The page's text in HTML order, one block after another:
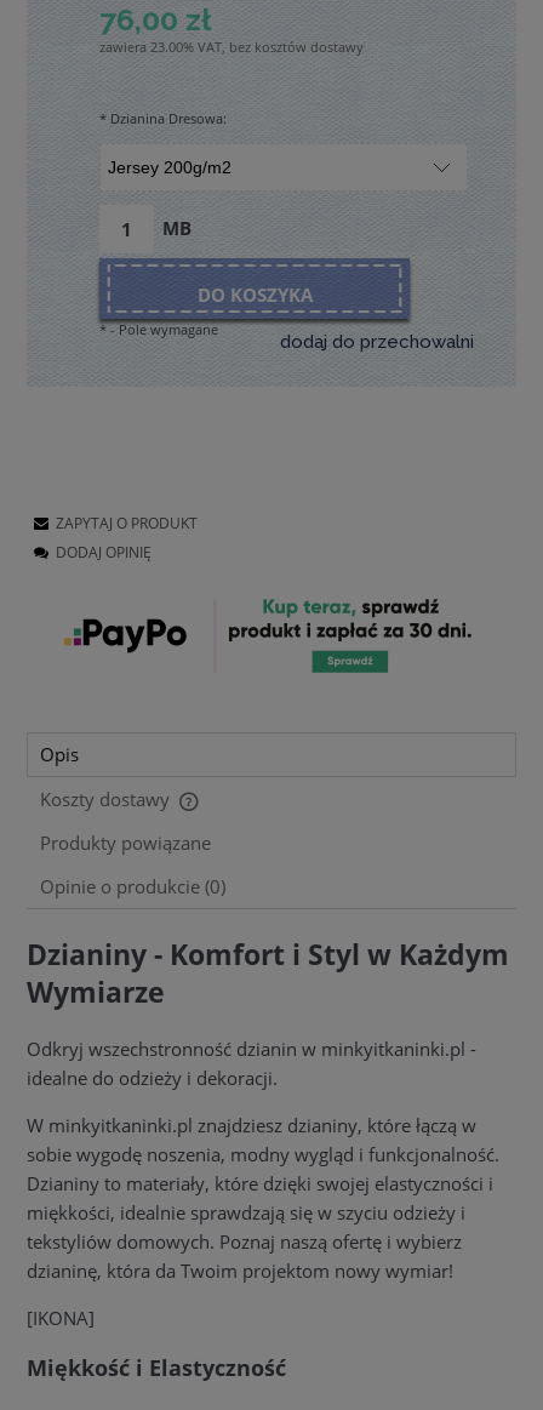
76,00 zł
zawiera 23.00% VAT, bez kosztów dostawy
* Dzianina Dresowa:
MB
DO KOSZYKA
dodaj do przechowalni
*- Pole wymagane
ZAPYTAJ O PRODUKT
DODAJ OPINIĘ
Opis
Koszty dostawy
Cena nie zawiera ewentualnych kosztów płatności
Produkty powiązane
Opinie o produkcie (0)
Dzianiny - Komfort i Styl w Każdym
Wymiarze
Odkryj wszechstronność dzianin w minkyitkaninki.pl -
idealne do odzieży i dekoracji.
W minkyitkaninki.pl znajdziesz dzianiny, które łączą w
sobie wygodę noszenia, modny wygląd i funkcjonalność.
Dzianiny to materiały, które dzięki swojej elastyczności i
miękkości, idealnie sprawdzają się w szyciu odzieży i
tekstyliów domowych. Poznaj naszą ofertę i wybierz
dzianinę, która da Twoim projektom nowy wymiar!
[IKONA]
Miękkość i Elastyczność